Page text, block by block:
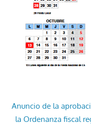
Anuncio de la
la Ordenanza fiscal